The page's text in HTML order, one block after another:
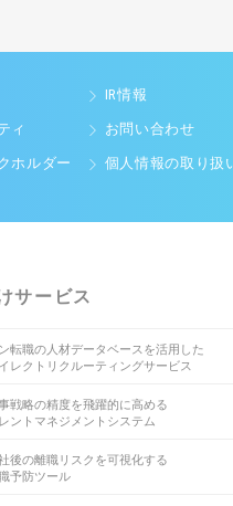
IR情報
ィ お問い合わせ
ホルダー
個人情報の取り扱
サービス
転職の人材データベースを活用した
レクトリクルーティングサービス
戦略の精度を飛躍的に高める
ントマネジメントシステム
後の離職リスクを可視化する
予防ツール